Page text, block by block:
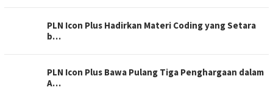
PLN Icon Plus Hadirkan Materi Coding yang Setara
b…
PLN Icon Plus Bawa Pulang Tiga Penghargaan dalam
A…